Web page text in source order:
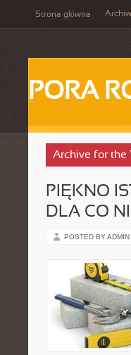
Strona główna
PORA
Archive for the
PIĘKNO
DLA CO
POSTED BY ADMIN